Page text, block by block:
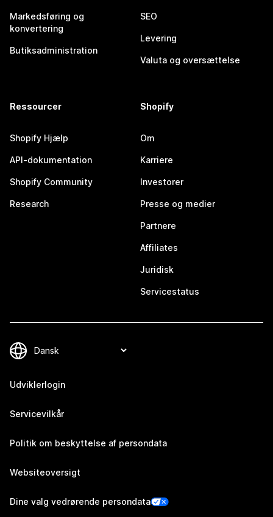
Markedsføring og
konvertering
Butiksadministration
SEO
Levering
Valuta og oversættelse
Ressourcer
Shopify Hjælp
API-dokumentation
Shopify Community
Research
Shopify
Om
Karriere
Investorer
Presse og medier
Partnere
Affiliates
Juridisk
Servicestatus
Udviklerlogin
Servicevilkår
Politik om beskyttelse af persondata
Websiteoversigt
Dine valg vedrørende persondata